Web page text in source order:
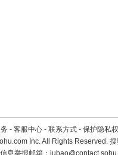
- 客服中心 - 联系方式 - 保护隐私权
Inc. All Rights Reserved. 搜
息举报邮箱：